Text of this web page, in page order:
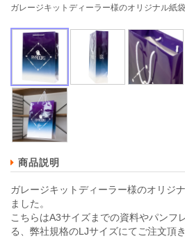
ガレージキットディーラー様のオリジナル紙袋
商品説明
ガレージキットディーラー様のオリジ
ました。
こちらはA3サイズまでの資料やパンフ
る、弊社規格のLJサイズにてご注文頂き